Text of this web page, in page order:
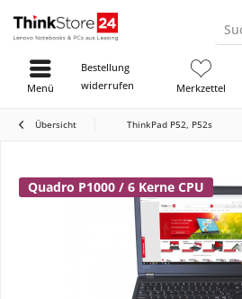
Bestellung
widerrufen
Merkzettel
Menü
Übersicht ThinkPad P52, P52s
Quadro P1000 / 6 Kerne CPU